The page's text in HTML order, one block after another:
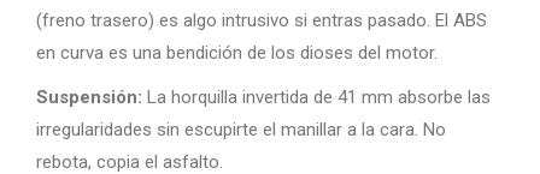
(freno trasero) es algo intrusivo si entras pasado. El ABS
en curva es una bendición de los dioses del motor.
Suspensión: La horquilla invertida de 41 mm absorbe las
irregularidades sin escupirte el manillar a la cara. No
rebota, copia el asfalto.